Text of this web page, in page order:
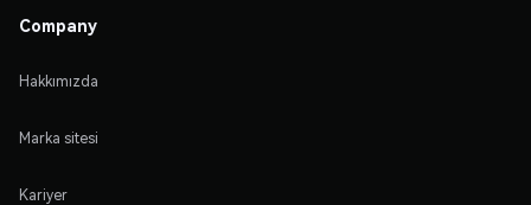
Company
Hakkımızda
Marka sitesi
Kariyer